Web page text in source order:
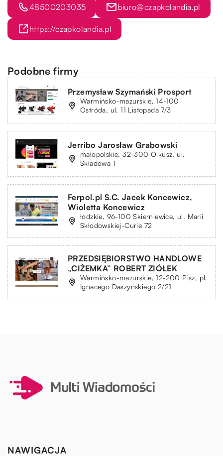
48500203035 biuro@czapkolandia.pl
https://czapkolandia.pl
Podobne firmy
Przemysław Szymański Prosport
Warmińsko-mazurskie, 14-100
Ostróda, ul. 11 Listopada 7/3
Jerribo Jarosław Grabowski
małopolskie, 32-300 Olkusz, ul.
Składowa 1
Ferpol.pl S.C. Jacek Koncewicz,
Wioletta Koncewicz
łódzkie, 96-100 Skierniewice, ul. Marii
Skłodowskiej-Curie 72
PRZEDSIĘBIORSTWO HANDLOWE
„CIŻEMKA” ROBERT ZIÓŁEK
Warmińsko-mazurskie, 12-200 Pisz, pl.
Ignacego Daszyńskiego 2/21
NAWIGACJA